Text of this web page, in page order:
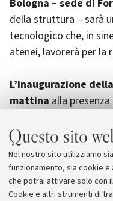
Questo sito
Nel nostro sito utilizziamo
funzionamento, sia cookie
che potrai attivare solo con
Cookie e altri strumenti di
Bologna – sede di
della struttura – sarà
tecnologico che, in
atenei, lavorerà per la
L’inaugurazione
mattina alla
l’Università di
nastro Franco
di Ingegneria, e
decentrate.